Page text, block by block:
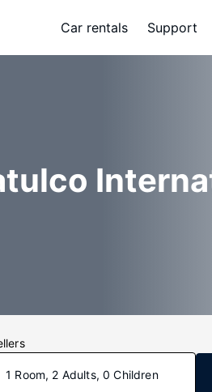
Car rentals Support
1 Room, 2 Adults, 0 Children